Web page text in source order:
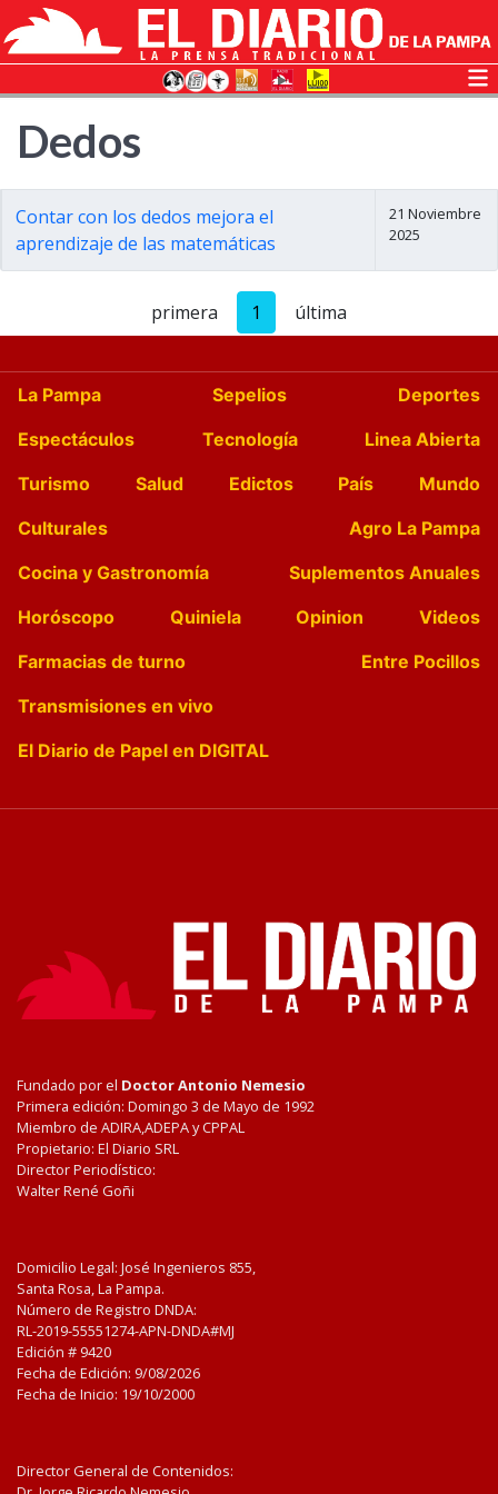
Dedos
Contar con los dedos mejora el
aprendizaje de las matemáticas
21 Noviembre
2025
primera 1 última
La Pampa Sepelios
Deportes
Espectáculos
Tecnología
Linea Abierta
Turismo
Salud Edictos País
Mundo
Culturales
Agro La Pampa
Cocina y Gastronomía
Suplementos Anuales
Horóscopo
Quiniela Opinion
Videos
Farmacias de turno
Entre Pocillos
Transmisiones en vivo
El Diario de Papel en DIGITAL
Fundado por el Doctor Antonio Nemesio
Primera edición: Domingo 3 de Mayo de 1992
Miembro de ADIRA,ADEPA y CPPAL
Propietario: El Diario SRL
Director Periodístico:
Walter René Goñi
Domicilio Legal: José Ingenieros 855,
Santa Rosa, La Pampa.
Número de Registro DNDA:
RL-2019-55551274-APN-DNDA#MJ
Edición # 9420
Fecha de Edición: 9/08/2026
Fecha de Inicio: 19/10/2000
Director General de Contenidos: